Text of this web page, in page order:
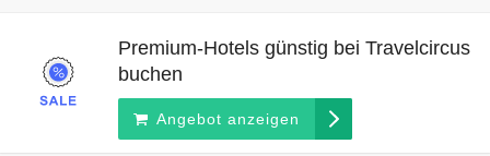
Premium-Hotels günstig bei Travelcircus
buchen
Angebot anzeigen